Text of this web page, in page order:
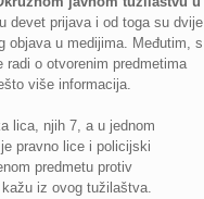
devet prijava i od toga su dvije
objava u medijima. Međutim, s
radi o otvorenim predmetima
više informacija.
lica, njih 7, a u jednom
pravno lice i policijski
predmetu protiv
iz ovog tužilaštva.